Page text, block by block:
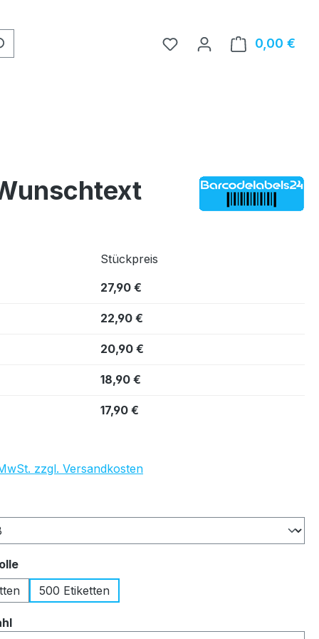
0,00 €
Stückpreis
27,90 €
22,90 €
20,90 €
18,90 €
17,90 €
zzgl. Versandkosten
auswählen
500 Etiketten
auswählen